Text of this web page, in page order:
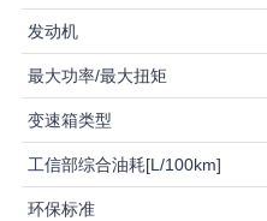
发动机
最大功率/最大扭矩
变速箱类型
工信部综合油耗[L/100km]
环保标准